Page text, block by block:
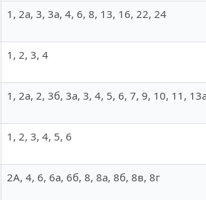
1, 2а, 3, 3а, 4, 6, 8, 13, 16, 22, 24
1, 2, 3, 4
1, 2а, 2, 3б, 3а, 3, 4, 5, 6, 7, 9, 10, 11,
1, 2, 3, 4, 5, 6
2А, 4, 6, 6а, 6б, 8, 8а, 8б, 8в, 8г